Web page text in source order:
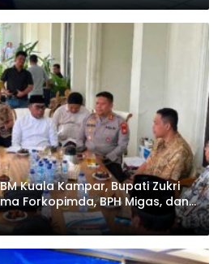
Kuala Kampar, Bupati Zukri
Forkopimda, BPH Migas, dan